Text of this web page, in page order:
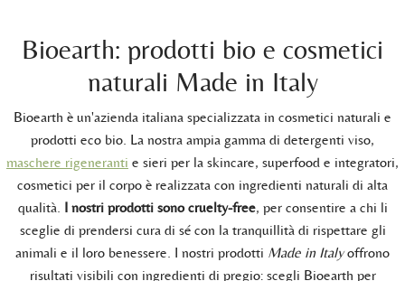
Bioearth: prodotti bio e cosmetici
naturali Made in Italy
Bioearth è un'azienda italiana specializzata in cosmetici naturali e
prodotti eco bio. La nostra ampia gamma di detergenti viso,
maschere rigeneranti e sieri per la skincare, superfood e integratori,
cosmetici per il corpo è realizzata con ingredienti naturali di alta
qualità. I nostri prodotti sono cruelty-free, per consentire a chi li
sceglie di prendersi cura di sé con la tranquillità di rispettare gli
animali e il loro benessere. I nostri prodotti Made in Italyoffrono
risultati visibili con ingredienti di pregio: scegli Bioearth per